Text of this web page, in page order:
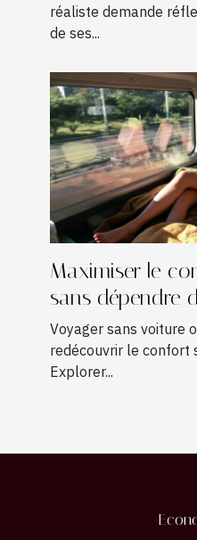
réaliste demande
de ses...
Maximiser le
sans dépendre
Voyager sans voiture
redécouvrir le confort
Explorer...